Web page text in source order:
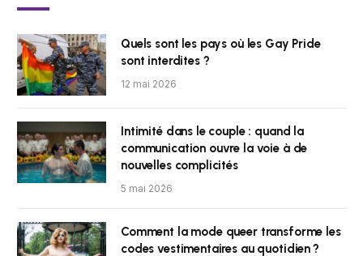
Quels sont les pays où les Gay Pride
sont interdites ?
12 mai 2026
Intimité dans le couple : quand la
communication ouvre la voie à de
nouvelles complicités
5 mai 2026
Comment la mode queer transforme les
codes vestimentaires au quotidien ?